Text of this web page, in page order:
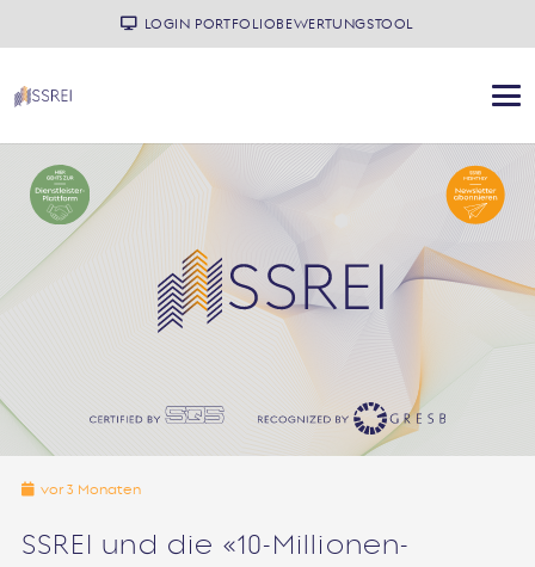
LOGIN PORTFOLIOBEWERTUNGSTOOL
vor 3 Monaten
SSREI und die «10-Millionen-